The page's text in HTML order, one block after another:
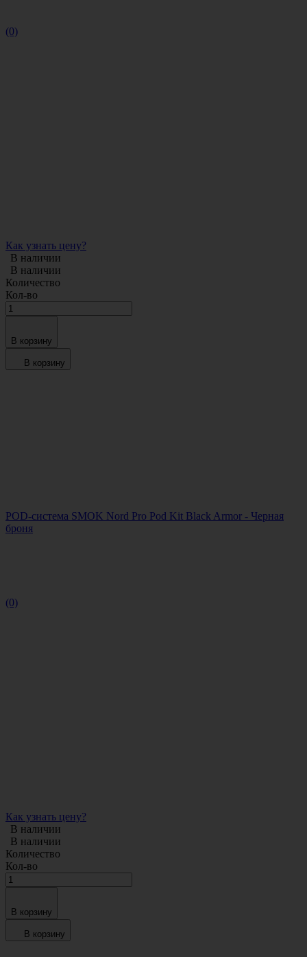
(0)
Как узнать цену?
В наличии
В наличии
Количество
Кол-во
В корзину
В корзину
POD-система SMOK Nord Pro Pod Kit Black Armor - Черная
броня
(0)
Как узнать цену?
В наличии
В наличии
Количество
Кол-во
В корзину
В корзину